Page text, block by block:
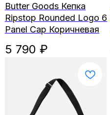
Butter Goods Кепка
Ripstop Rounded Logo 6
Panel Cap Коричневая
5 790 ₽